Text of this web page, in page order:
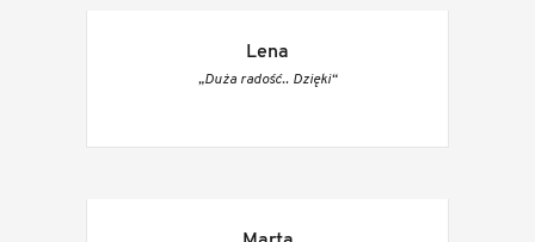
Lena
„Duża radość.. Dzięki“